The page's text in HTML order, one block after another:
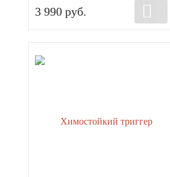
3 990 руб.